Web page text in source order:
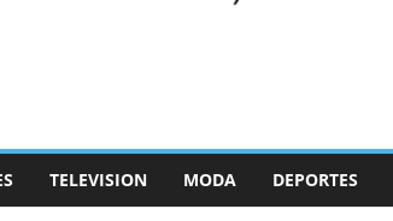
TELEVISION MODA DEPORTES